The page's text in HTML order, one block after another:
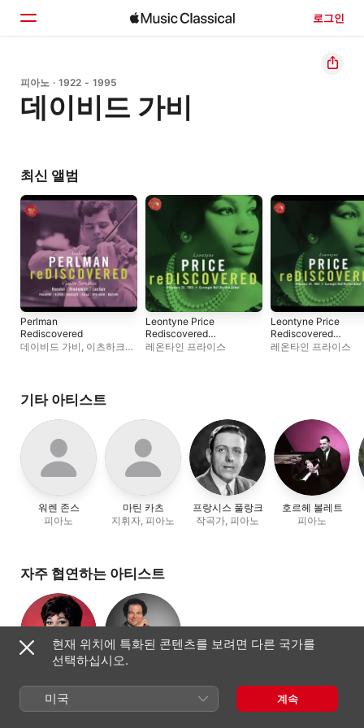
로그인
홈
둘러보기
피아노 · 1922 - 1995
데이비드 가비
최신 앨범
Perlman
Rediscovered
데이비드 가비 , 이츠하크
Leontyne Price
Rediscovered
Carnegie Hall
레온타인 프라이스
Leontyne Price
Rediscovered
Carnegie Hall
레온타인 프라이스
기타 아티스트
워렌 존스
피아노
마틴 카츠
지휘자, 피아노
프랑시스 풀랑크
작곡가, 피아노
호르헤 볼레트
피아노
자주 협연하는 아티스트
프라이스
소프라노
현재 위치에 특화된 콘텐츠를 보려면 다른 국가를
선택하십시오.
미국 계속